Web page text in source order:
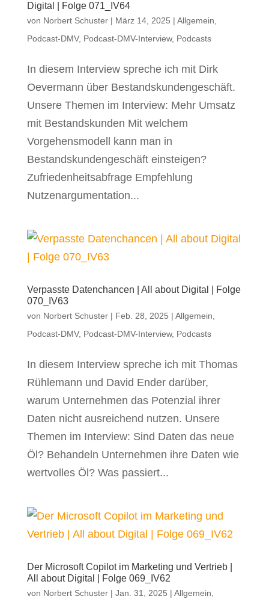
Digital | Folge 071_IV64
von Norbert Schuster| März 14, 2025 | Allgemein
Podcast-DMV, Podcast-DMV-Interview, Podcasts
In diesem Interview spreche ich mit Dirk
Oevermann über Bestandskundengeschäft.
Unsere Themen im Interview: Mehr Umsatz
mit Bestandskunden Mit welchem
Vorgehensmodell kann man in
Bestandskundengeschäft einsteigen?
Zufriedenheitsabfrage Empfehlung
Nutzenargumentation...
Verpasste Datenchancen | All about Digital | Folge
070_IV63
von Norbert Schuster| Feb. 28, 2025 | Allgemein
Podcast-DMV, Podcast-DMV-Interview, Podcasts
In diesem Interview spreche ich mit Thomas
Rühlemann und David Ender darüber,
warum Unternehmen das Potenzial ihrer
Daten nicht ausreichend nutzen. Unsere
Themen im Interview: Sind Daten das neue
Öl? Behandeln Unternehmen ihre Daten wie
wertvolles Öl? Was passiert...
Der Microsoft Copilot im Marketing und Vertrieb |
All about Digital | Folge 069_IV62
von Norbert Schuster| Jan. 31, 2025 | Allgemein